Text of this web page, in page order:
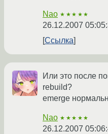
Nao ★★★★★
26.12.2007
Ссылка
Или это после
rebuild?
emerge
Nao ★★★★★
26.12.2007